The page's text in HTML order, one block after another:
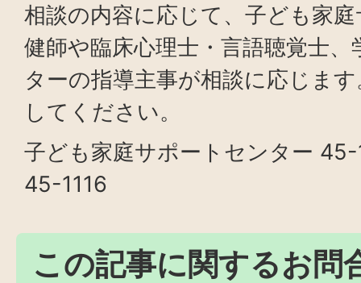
相談の内容に応じて、子ども家
健師や臨床心理士・言語聴覚士
ターの指導主事が相談に応じま
してください。
子ども家庭サポートセンター
45-1116
この記事に関するお問